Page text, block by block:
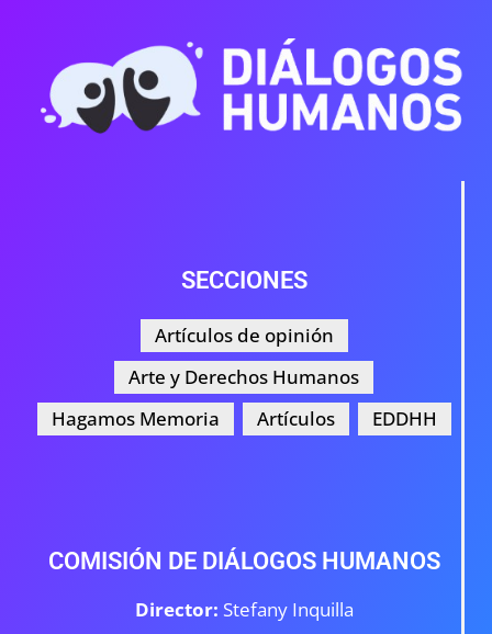
SECCIONES
Artículos de opinión
Arte y Derechos Humanos
Hagamos Memoria
Artículos EDDHH
COMISIÓN DE DIÁLOGOS HUMANOS
Director: Stefany Inquilla